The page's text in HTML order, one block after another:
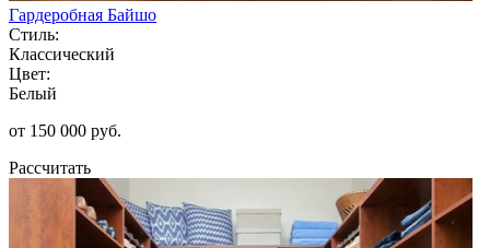
Гардеробная Байшо
Стиль:
Классический
Цвет:
Белый
от 150 000 руб.
Рассчитать